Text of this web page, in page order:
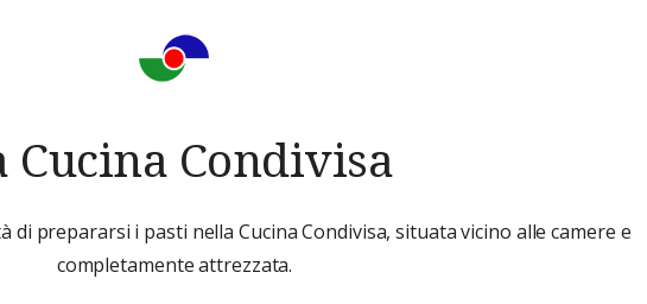
Cucina Condivisa
prepararsi i pasti nella Cucina Condivisa, situata vicino alle camere e
completamente attrezzata.